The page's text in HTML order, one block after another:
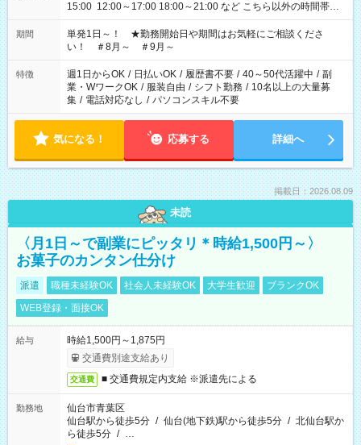
15:00 12:00～17:00 18:00～21:00 など こちら以外の時間帯も
お気軽にご相談ください！
期間
単発1日～！ ★勤務開始日や期間はお気軽にご相談くださ
い！ ＃8月～ ＃9月～
特徴 週1日からOK / 日払いOK / 履歴書不要 / 40～50代活躍中 / 副
業・WワークOK / 服装自由 / シフト勤務 / 10名以上の大量募
集 / 電話対応なし / パソコンスキル不要
気になる！ 応募する 詳細へ
掲載日：2026.08.09
未読
〈月1日～で副業にピッタリ＊時給1,500円～〉
お菓子のカンタン仕分け
派遣 職種未経験OK 社会人未経験OK 大学生歓迎
ブランクOK
WEB登録・面接OK
給与
時給1,500円～1,875円
交通費別途支給あり
交通費 ■ 交通費規定内支給 ※派遣先による
勤務地
仙台市青葉区
仙台駅から徒歩5分 / 仙台(地下鉄)駅から徒歩5分 / 北仙台駅か
ら徒歩5分 / …